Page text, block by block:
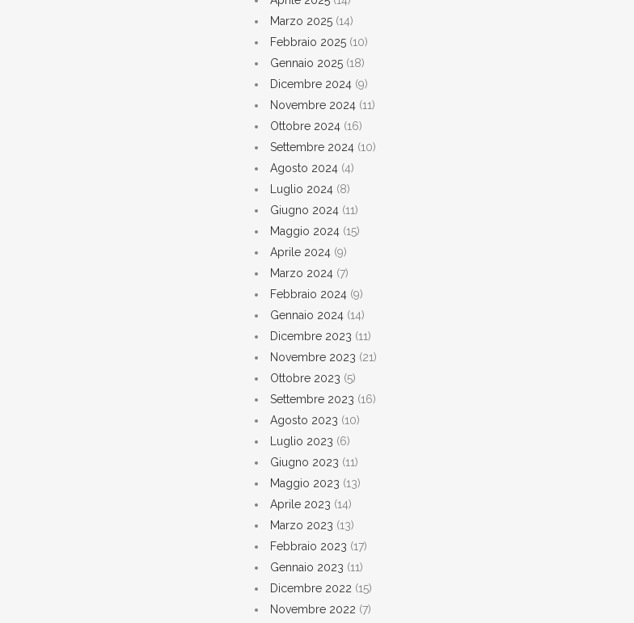
Marzo 2025 (14)
Febbraio 2025 (10)
Gennaio 2025 (18)
Dicembre 2024 (9)
Novembre 2024 (11)
Ottobre 2024 (16)
Settembre 2024 (10)
Agosto 2024 (4)
Luglio 2024 (8)
Giugno 2024 (11)
Maggio 2024 (15)
Aprile 2024 (9)
Marzo 2024 (7)
Febbraio 2024 (9)
Gennaio 2024 (14)
Dicembre 2023 (11)
Novembre 2023 (21)
Ottobre 2023 (5)
Settembre 2023 (16)
Agosto 2023 (10)
Luglio 2023 (6)
Giugno 2023 (11)
Maggio 2023 (13)
Aprile 2023 (14)
Marzo 2023 (13)
Febbraio 2023 (17)
Gennaio 2023 (11)
Dicembre 2022 (15)
Novembre 2022 (7)